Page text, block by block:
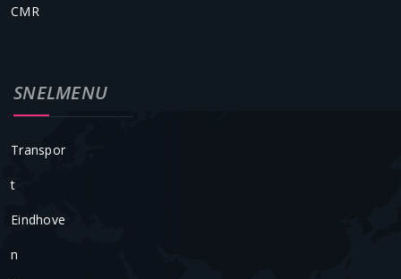
CMR
SNELMENU
Transpor
T
Eindhove
N